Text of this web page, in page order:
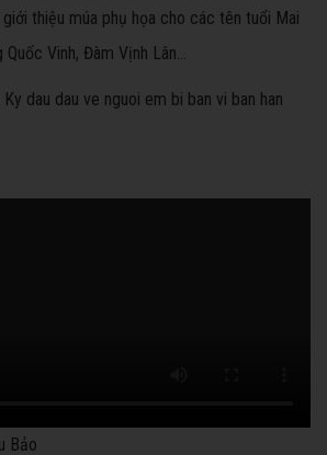
thiệu múa phụ họa cho các tên tuổi Mai
Vinh, Đàm Vịnh Lân...
Bảo